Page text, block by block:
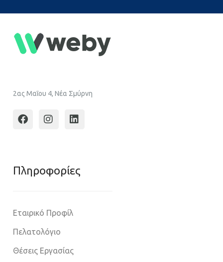
2ας Μαΐου 4, Νέα Σμύρνη
Πληροφoρίες
Εταιρικό Προφίλ
Πελατολόγιο
Θέσεις Εργασίας